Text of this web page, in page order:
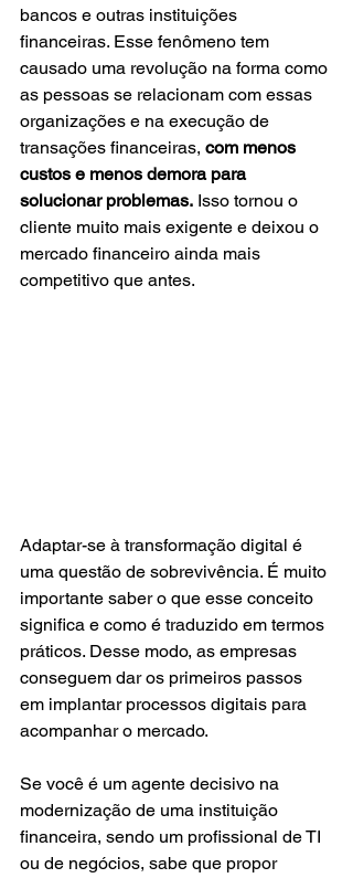
bancos e outras instituições
financeiras. Esse fenômeno tem
causado uma revolução na forma como
as pessoas se relacionam com essas
organizações e na execução de
transações financeiras, com menos
custos e menos demora para
solucionar problemas. Isso tornou o
cliente muito mais exigente e deixou o
mercado financeiro ainda mais
competitivo que antes.
Adaptar-se à transformação digital é
uma questão de sobrevivência. É muito
importante saber o que esse conceito
significa e como é traduzido em termos
práticos. Desse modo, as empresas
conseguem dar os primeiros passos
em implantar processos digitais para
acompanhar o mercado.
Se você é um agente decisivo na
modernização de uma instituição
financeira, sendo um profissional de TI
ou de negócios, sabe que propor